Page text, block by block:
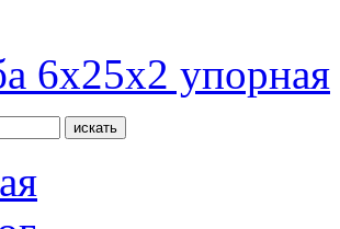
6х25х2 упорная